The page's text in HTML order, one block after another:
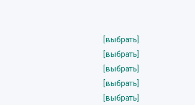
[выбрать]
[выбрать]
[выбрать]
[выбрать]
[выбрать]